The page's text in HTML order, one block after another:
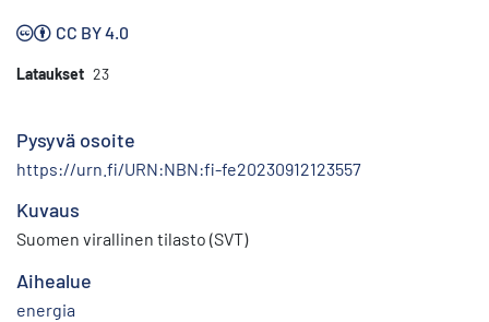
CC BY 4.0
Lataukset 23
Pysyvä osoite
https://urn.fi/URN:NBN:fi-fe20230912123557
Kuvaus
Suomen virallinen tilasto (SVT)
Aihealue
energia